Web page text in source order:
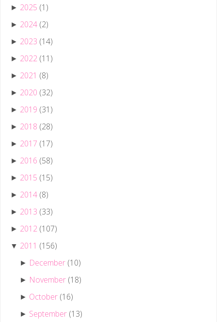
► 2025 (1)
► 2024 (2)
► 2023 (14)
► 2022 (11)
► 2021 (8)
► 2020 (32)
► 2019 (31)
► 2018 (28)
► 2017 (17)
► 2016 (58)
► 2015 (15)
► 2014 (8)
► 2013 (33)
► 2012 (107)
▼ 2011 (156)
► December (10)
► November (18)
► October (16)
► September (13)